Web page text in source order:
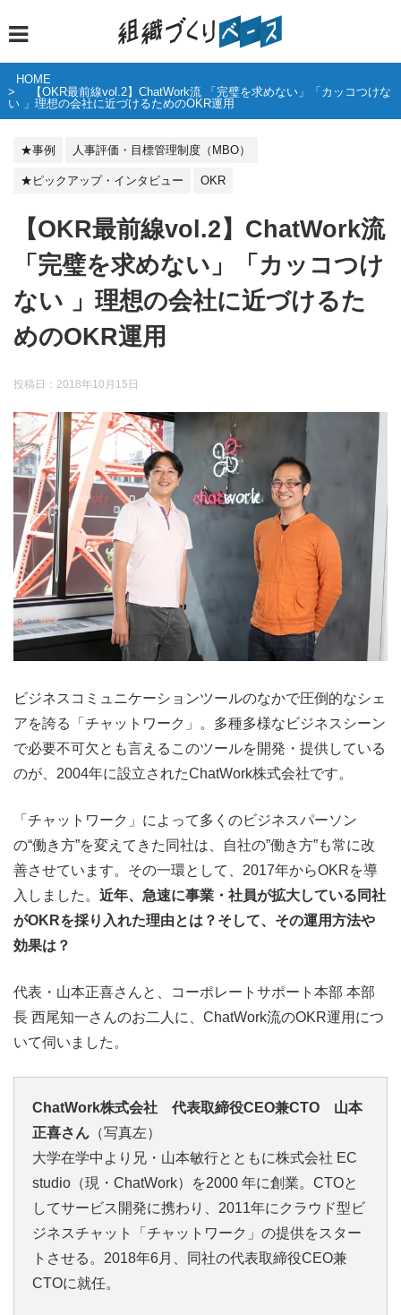
HOME
【OKR最前線vol.2】ChatWork流 「完璧を求めない」「カッコつけな
い 」理想の会社に近づけるためのOKR運用
★事例 人事評価・目標管理制度（MBO）
★ピックアップ・インタビュー OKR
【OKR最前線vol.2】ChatWork流
「完璧を求めない」「カッコつけ
ない 」理想の会社に近づけるた
めのOKR運用
投稿日： 2018年10月15日
ビジネスコミュニケーションツールのなかで圧倒的なシェ
アを誇る「チャットワーク」。多種多様なビジネスシーン
で必要不可欠とも言えるこのツールを開発・提供している
のが、2004年に設立されたChatWork株式会社です。
「チャットワーク」によって多くのビジネスパーソン
の“働き方”を変えてきた同社は、自社の”働き方”も常に改
善させています。その一環として、2017年からOKRを導
入しました。 近年、急速に事業・社員が拡大している同社
がOKRを採り入れた理由とは？そして、その運用方法や
効果は？
代表・山本正喜さんと、コーポレートサポート本部 本部
長 西尾知一さんのお二人に、ChatWork流のOKR運用につ
いて伺いました。
ChatWork株式会社 代表取締役CEO兼CTO 山本
正喜さん （写真左）
大学在学中より兄・山本敏行とともに株式会社 EC
studio（現・ChatWork）を2000 年に創業。CTOと
してサービス開発に携わり、2011年にクラウド型ビ
ジネスチャット「チャットワーク」の提供をスター
トさせる。2018年6月、同社の代表取締役CEO兼
CTOに就任。